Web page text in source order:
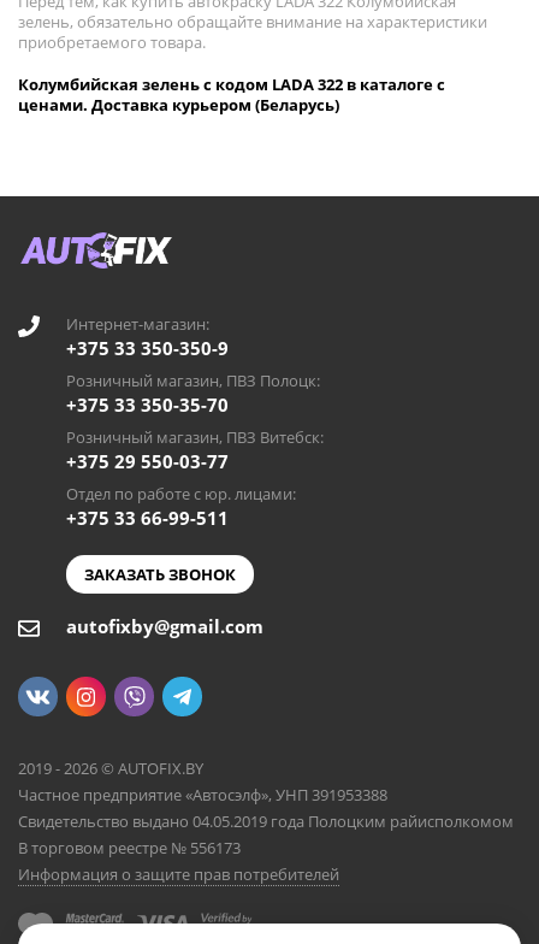
зелень, обязательно обращайте внимание на характеристики
приобретаемого товара.
Колумбийская зелень с кодом LADA 322 в каталоге с
ценами. Доставка курьером (Беларусь)
Интернет-магазин:
+375 33 350-350-9
Розничный магазин, ПВЗ Полоцк:
+375 33 350-35-70
Розничный магазин, ПВЗ Витебск:
+375 29 550-03-77
Отдел по работе с юр. лицами:
+375 33 66-99-511
ЗАКАЗАТЬ ЗВОНОК
autofixby@gmail.com
2019 - 2026 © AUTOFIX.BY
Частное предприятие «Автосэлф», УНП 391953388
Свидетельство выдано 04.05.2019 года Полоцким райисполкомом
В торговом реестре № 556173
Информация о защите прав потребителей